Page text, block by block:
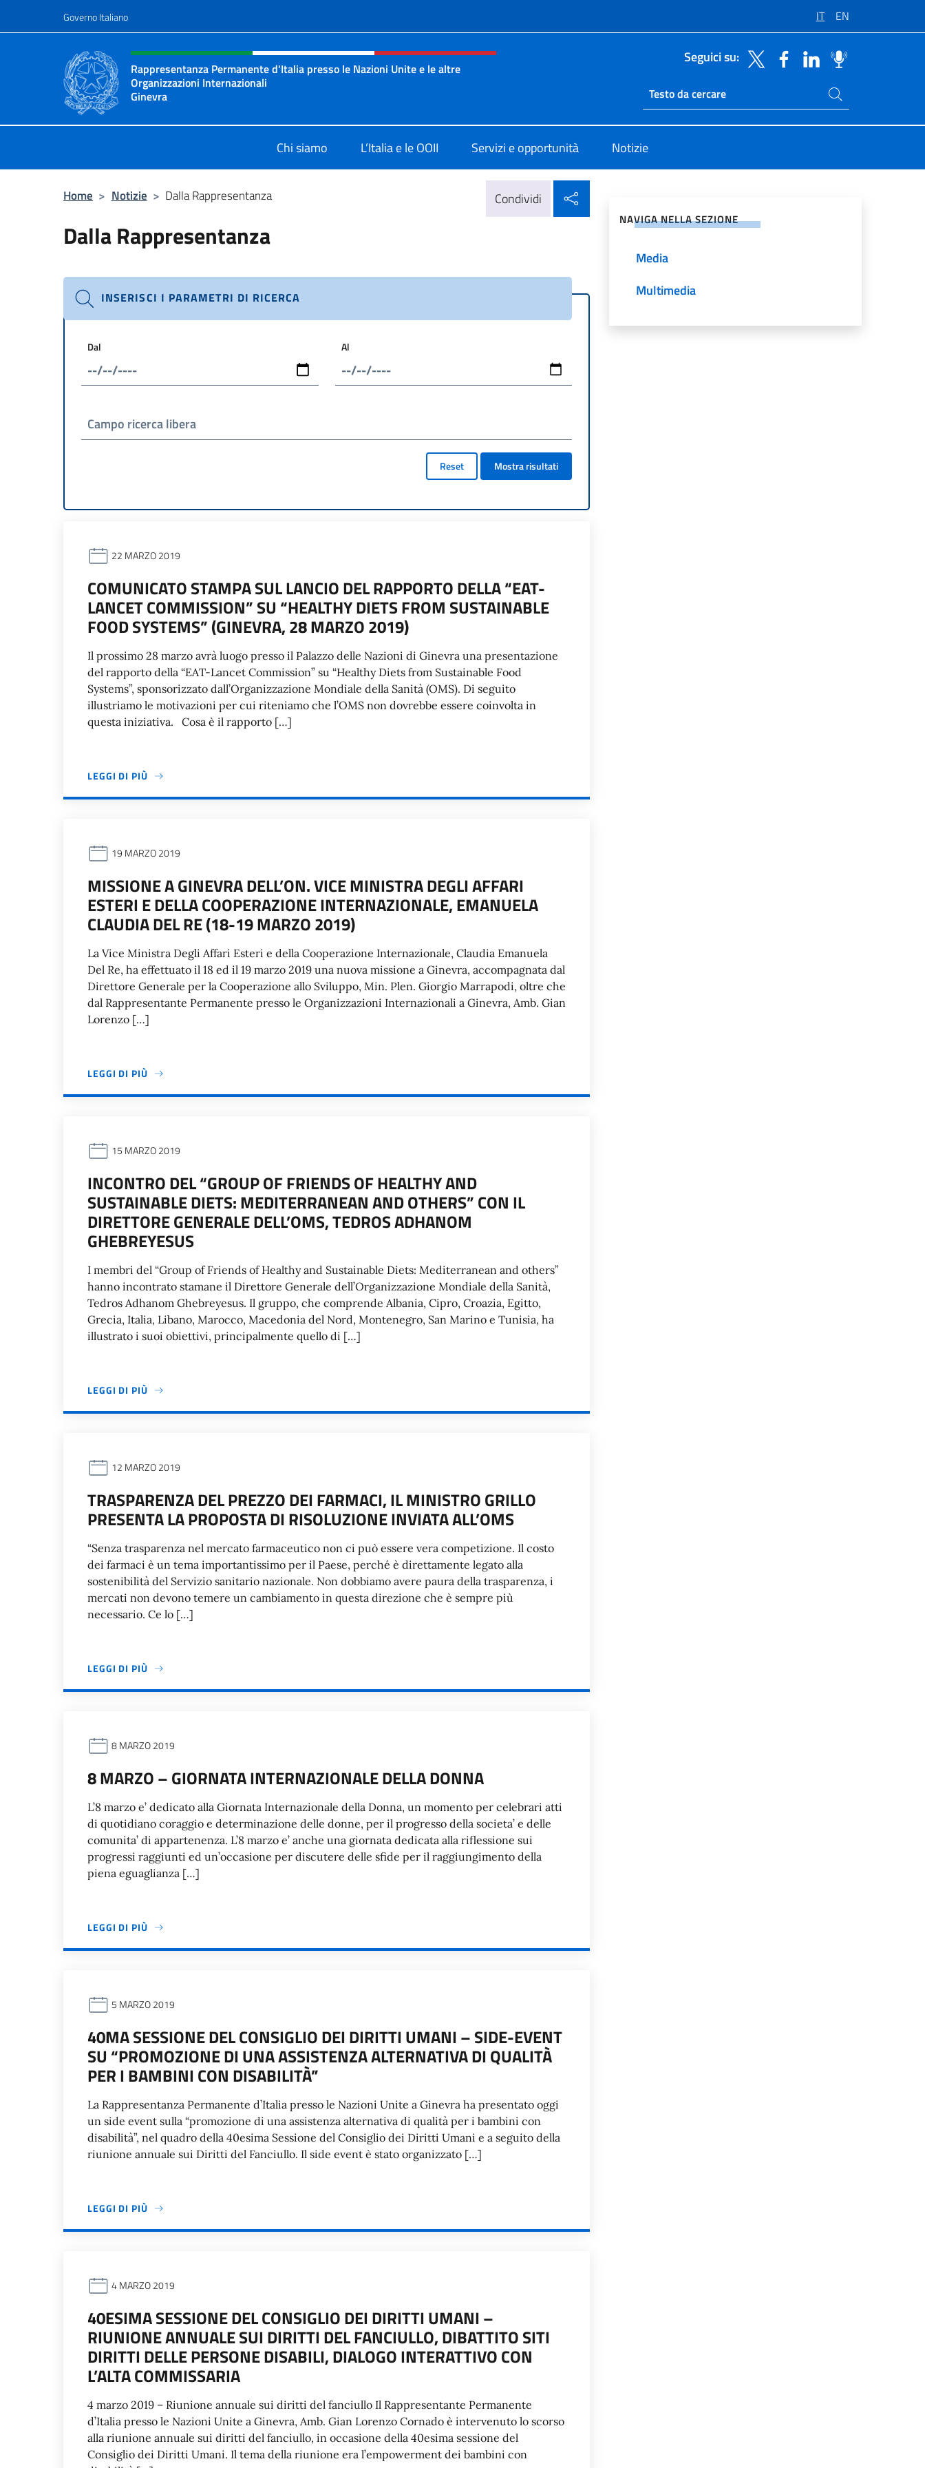
Governo Italiano IT EN
Intestazione sito, social e menù
Rappresentanza Permanente d'Italia presso le Nazioni Unite e le altre
Organizzazioni Internazionali
Ginevra
Il sito ufficiale della Rappresentanza Onu Ginevra
Seguici su:
Ricerca sito live
Cerca nel sito
Chi siamo L’Italia e le OOII Servizi e opportunità Notizie
Home > Notizie > Dalla Rappresentanza Condividi
Dalla Rappresentanza
INSERISCI I PARAMETRI DI RICERCA
Dal Al
Campo ricerca libera
Reset Mostra risultati
22 MARZO 2019
COMUNICATO STAMPA SUL LANCIO DEL RAPPORTO DELLA “EAT-
LANCET COMMISSION” SU “HEALTHY DIETS FROM SUSTAINABLE
FOOD SYSTEMS” (GINEVRA, 28 MARZO 2019)
Il prossimo 28 marzo avrà luogo presso il Palazzo delle Nazioni di Ginevra una presentazione
del rapporto della “EAT-Lancet Commission” su “Healthy Diets from Sustainable Food
Systems”, sponsorizzato dall’Organizzazione Mondiale della Sanità (OMS). Di seguito
illustriamo le motivazioni per cui riteniamo che l’OMS non dovrebbe essere coinvolta in
questa iniziativa. Cosa è il rapporto […]
LEGGI DI PIÙ
19 MARZO 2019
MISSIONE A GINEVRA DELL’ON. VICE MINISTRA DEGLI AFFARI
ESTERI E DELLA COOPERAZIONE INTERNAZIONALE, EMANUELA
CLAUDIA DEL RE (18-19 MARZO 2019)
La Vice Ministra Degli Affari Esteri e della Cooperazione Internazionale, Claudia Emanuela
Del Re, ha effettuato il 18 ed il 19 marzo 2019 una nuova missione a Ginevra, accompagnata dal
Direttore Generale per la Cooperazione allo Sviluppo, Min. Plen. Giorgio Marrapodi, oltre che
dal Rappresentante Permanente presso le Organizzazioni Internazionali a Ginevra, Amb. Gian
Lorenzo […]
LEGGI DI PIÙ
15 MARZO 2019
INCONTRO DEL “GROUP OF FRIENDS OF HEALTHY AND
SUSTAINABLE DIETS: MEDITERRANEAN AND OTHERS” CON IL
DIRETTORE GENERALE DELL’OMS, TEDROS ADHANOM
GHEBREYESUS
I membri del “Group of Friends of Healthy and Sustainable Diets: Mediterranean and others”
hanno incontrato stamane il Direttore Generale dell’Organizzazione Mondiale della Sanità,
Tedros Adhanom Ghebreyesus. Il gruppo, che comprende Albania, Cipro, Croazia, Egitto,
Grecia, Italia, Libano, Marocco, Macedonia del Nord, Montenegro, San Marino e Tunisia, ha
illustrato i suoi obiettivi, principalmente quello di […]
LEGGI DI PIÙ
12 MARZO 2019
TRASPARENZA DEL PREZZO DEI FARMACI, IL MINISTRO GRILLO
PRESENTA LA PROPOSTA DI RISOLUZIONE INVIATA ALL’OMS
“Senza trasparenza nel mercato farmaceutico non ci può essere vera competizione. Il costo
dei farmaci è un tema importantissimo per il Paese, perché è direttamente legato alla
sostenibilità del Servizio sanitario nazionale. Non dobbiamo avere paura della trasparenza, i
mercati non devono temere un cambiamento in questa direzione che è sempre più
necessario. Ce lo […]
LEGGI DI PIÙ
8 MARZO 2019
8 MARZO – GIORNATA INTERNAZIONALE DELLA DONNA
L’8 marzo e’ dedicato alla Giornata Internazionale della Donna, un momento per celebrari atti
di quotidiano coraggio e determinazione delle donne, per il progresso della societa’ e delle
comunita’ di appartenenza. L’8 marzo e’ anche una giornata dedicata alla riflessione sui
progressi raggiunti ed un’occasione per discutere delle sfide per il raggiungimento della
piena eguaglianza […]
LEGGI DI PIÙ
5 MARZO 2019
40MA SESSIONE DEL CONSIGLIO DEI DIRITTI UMANI – SIDE-EVENT
SU “PROMOZIONE DI UNA ASSISTENZA ALTERNATIVA DI QUALITÀ
PER I BAMBINI CON DISABILITÀ”
La Rappresentanza Permanente d’Italia presso le Nazioni Unite a Ginevra ha presentato oggi
un side event sulla “promozione di una assistenza alternativa di qualità per i bambini con
disabilità”, nel quadro della 40esima Sessione del Consiglio dei Diritti Umani e a seguito della
riunione annuale sui Diritti del Fanciullo. Il side event è stato organizzato […]
LEGGI DI PIÙ
4 MARZO 2019
40ESIMA SESSIONE DEL CONSIGLIO DEI DIRITTI UMANI –
RIUNIONE ANNUALE SUI DIRITTI DEL FANCIULLO, DIBATTITO SITI
DIRITTI DELLE PERSONE DISABILI, DIALOGO INTERATTIVO CON
L’ALTA COMMISSARIA
4 marzo 2019 – Riunione annuale sui diritti del fanciullo Il Rappresentante Permanente
d’Italia presso le Nazioni Unite a Ginevra, Amb. Gian Lorenzo Cornado è intervenuto lo scorso
alla riunione annuale sui diritti del fanciullo, in occasione della 40esima sessione del
Consiglio dei Diritti Umani. Il tema della riunione era l’empowerment dei bambini con
NAVIGA NELLA SEZIONE
Media
Multimedia